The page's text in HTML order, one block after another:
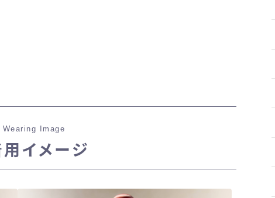
ショートパンツ
三分丈
Wearing Image
イメージ